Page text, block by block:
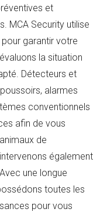
et
MCA Security utilise
garantir votre
la situation
Détecteurs et
alarmes
conventionnels
afin de vous
de
également
une longue
toutes les
pour vous